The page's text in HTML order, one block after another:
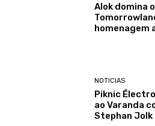
Alok domina
homenagem
NOTICIAS
Piknic
ao Varanda
Stephan Jolk